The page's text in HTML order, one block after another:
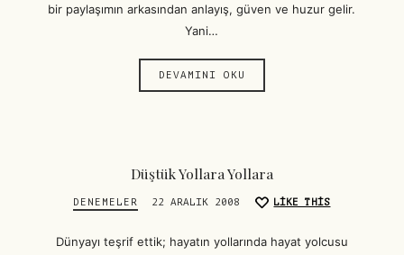
bir paylaşımın arkasından anlayış, güven ve huzur gelir.
Yani…
DEVAMINI OKU
Düştük Yollara Yollara
DENEMELER 22 ARALIK 2008 LIKE THIS
Dünyayı teşrif ettik; hayatın yollarında hayat yolcusu